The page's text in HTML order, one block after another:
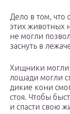
Дело в том, что
этих животных
не могли
заснуть в
Хищники могли
лошади могли
дикие кони
стоя. Чтобы
и спасти свою